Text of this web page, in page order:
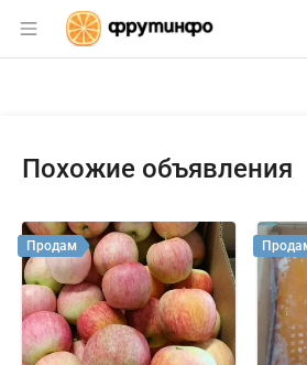
Раздел навигации по
Похожие объявления
Продам